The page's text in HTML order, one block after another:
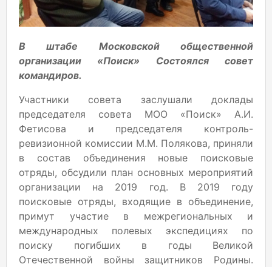
В штабе Московской общественной
организации «Поиск» Состоялся совет
командиров.
Участники совета заслушали доклады
председателя совета МОО «Поиск» А.И.
Фетисова и председателя контроль-
ревизионной комиссии М.М. Полякова, приняли
в состав объединения новые поисковые
отряды, обсудили план основных мероприятий
организации на 2019 год. В 2019 году
поисковые отряды, входящие в объединение,
примут участие в межрегиональных и
международных полевых экспедициях по
поиску погибших в годы Великой
Отечественной войны защитников Родины.